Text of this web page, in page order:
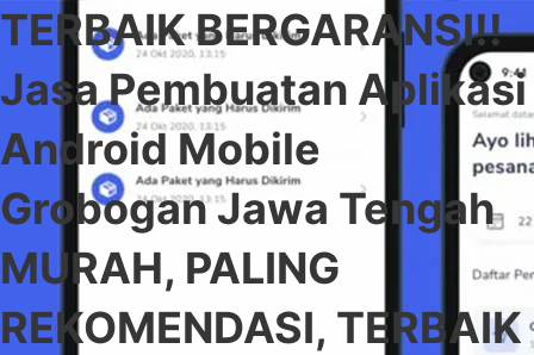
TERBAIK BERGARANSI!!
Jasa Pembuatan Aplikasi
Android Mobile
Grobogan Jawa Tengah
MURAH, PALING
REKOMENDASI, TERBAIK